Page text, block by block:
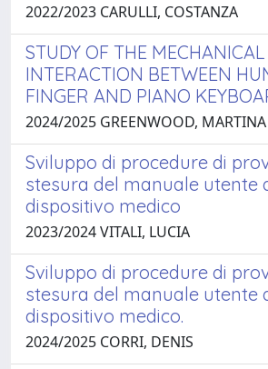
2022/2023 CARULLI, COSTANZA
STUDY OF THE MECHANICAL
INTERACTION BETWEEN
FINGER AND PIANO
2024/2025 GREENWOOD, MARTINA
Sviluppo di procedure di
stesura del manuale utente
dispositivo medico
2023/2024 VITALI, LUCIA
Sviluppo di procedure di
stesura del manuale utente
dispositivo medico.
2024/2025 CORRI, DENIS